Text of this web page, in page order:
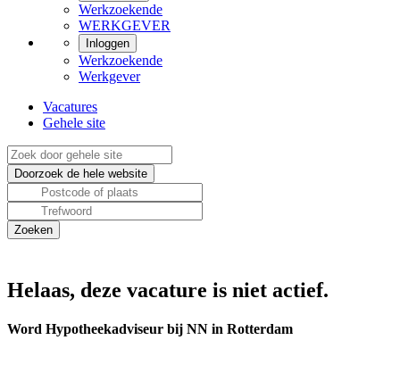
Werkzoekende
WERKGEVER
Inloggen
Werkzoekende
Werkgever
Vacatures
Gehele site
Helaas, deze vacature is niet actief.
Word Hypotheekadviseur bij NN in Rotterdam